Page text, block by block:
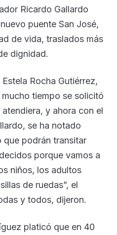
Ricardo Gallardo
puente San José,
de vida, traslados más
dignidad.
Rocha Gutiérrez,
tiempo se solicitó
y ahora con el
se ha notado
que podrán transitar
porque vamos a
niños, los adultos
de ruedas”, el
y todos, dijeron.
platicó que en 40